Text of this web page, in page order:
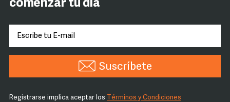
comenzar tu día
Suscríbete
Registrarse implica aceptar los Términos y Condiciones